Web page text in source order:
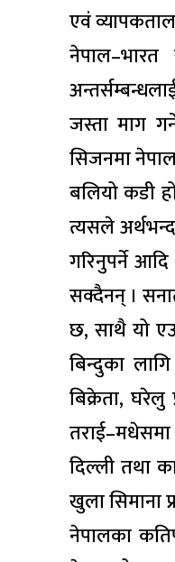
एवं
जस्ता माग
सिजनमा
बलियो कडी
त्यसले
गरिनुपर्ने
सक्दैनन् ।
छ, साथै यो
बिन्दुका
बिक्रेता, घरेलु
तराई–मधेसमा
दिल्ली तथा
खुला सिमाना
नेपालका